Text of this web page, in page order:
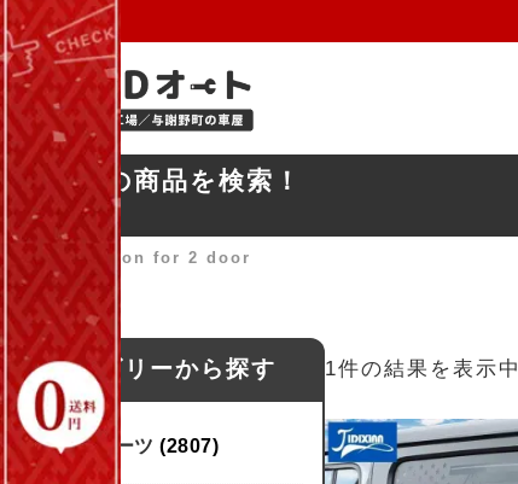
お探しの商品を検索！
ホーム » carbon for 2 door
カテゴリーから探す
パーツ (2807)
1件の結果を表示中